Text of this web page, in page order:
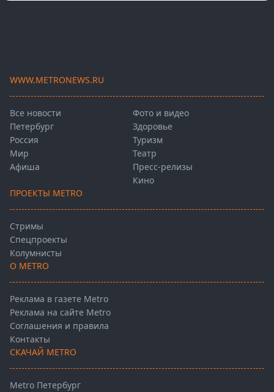
WWW.METRONEWS.RU
Все новости
Петербург
Россия
Мир
Афиша
Фото и видео
Здоровье
Туризм
Театр
Пресс-релизы
Кино
ПРОЕКТЫ METRO
Стримы
Спецпроекты
Колумнисты
О METRO
Реклама в газете Metro
Реклама на сайте Metro
Соглашения и правила
Контакты
СКАЧАЙ METRO
Metro Петербург